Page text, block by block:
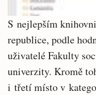
S nejlepším
republice, podle
uživatelé Fakulty
univerzity. Kromě
i třetí místo v